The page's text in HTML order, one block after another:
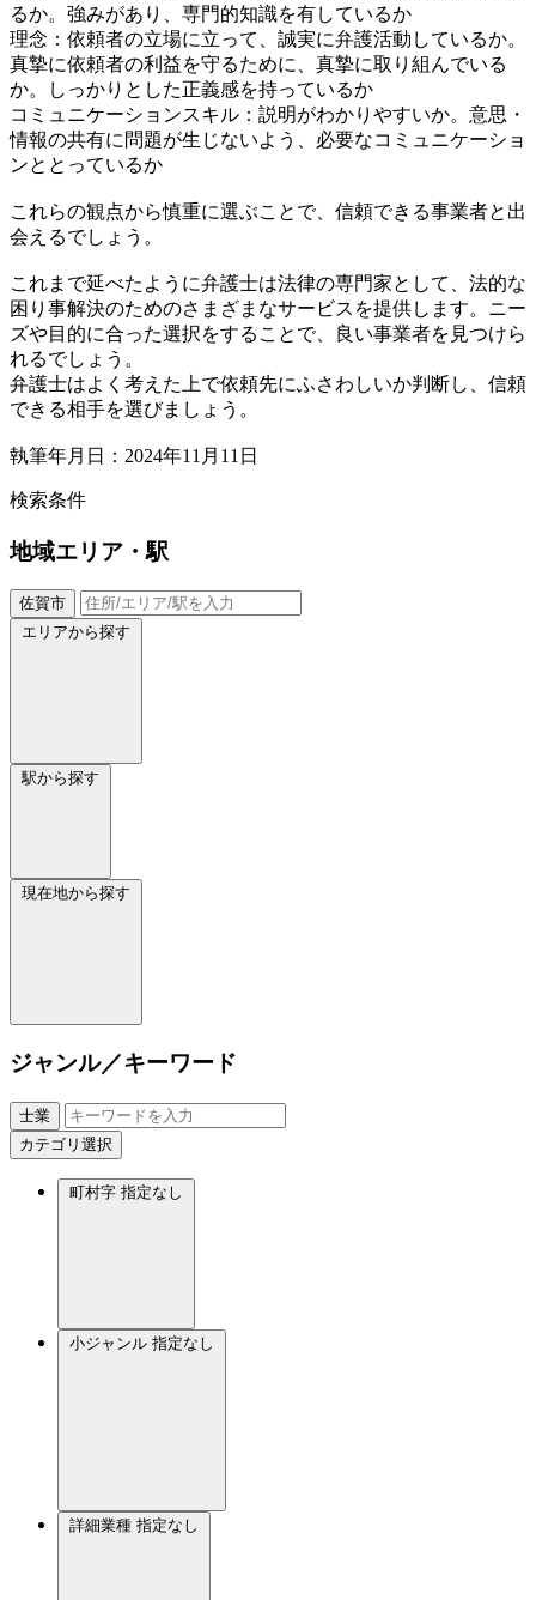
るか。強みがあり、専門的知識を有しているか
理念：依頼者の立場に立って、誠実に弁護活動しているか。
真摯に依頼者の利益を守るために、真摯に取り組んでいる
か。しっかりとした正義感を持っているか
コミュニケーションスキル：説明がわかりやすいか。意思・
情報の共有に問題が生じないよう、必要なコミュニケーショ
ンととっているか
これらの観点から慎重に選ぶことで、信頼できる事業者と出
会えるでしょう。
これまで延べたように弁護士は法律の専門家として、法的な
困り事解決のためのさまざまなサービスを提供します。ニー
ズや目的に合った選択をすることで、良い事業者を見つけら
れるでしょう。
弁護士はよく考えた上で依頼先にふさわしいか判断し、信頼
できる相手を選びましょう。
執筆年月日：2024年11月11日
検索条件
地域エリア・駅
佐賀市
エリアから探す
駅から探す
現在地から探す
ジャンル／キーワード
士業
カテゴリ選択
町村字 指定なし
小ジャンル 指定なし
詳細業種 指定なし